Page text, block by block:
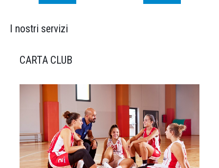
I nostri servizi
CARTA CLUB